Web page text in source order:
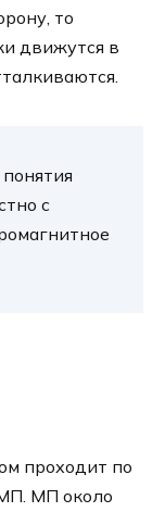
то
движутся в
с
проходит по
МП около